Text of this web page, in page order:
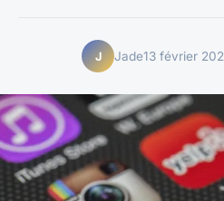
J Jade13 février